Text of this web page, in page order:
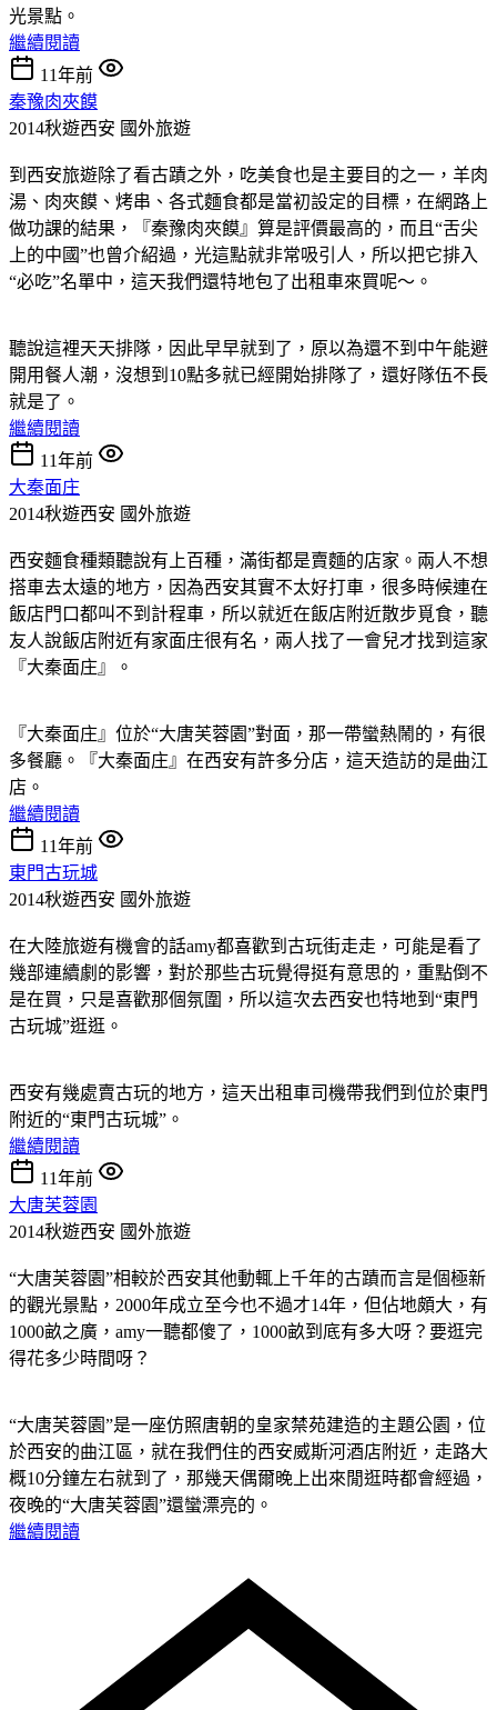
光景點。
繼續閱讀
11年前
秦豫肉夾饃
2014秋遊西安 國外旅遊
到西安旅遊除了看古蹟之外，吃美食也是主要目的之一，羊肉
湯、肉夾饃、烤串、各式麵食都是當初設定的目標，在網路上
做功課的結果，『秦豫肉夾饃』算是評價最高的，而且“舌尖
上的中國”也曾介紹過，光這點就非常吸引人，所以把它排入
“必吃”名單中，這天我們還特地包了出租車來買呢～。
聽說這裡天天排隊，因此早早就到了，原以為還不到中午能避
開用餐人潮，沒想到10點多就已經開始排隊了，還好隊伍不長
就是了。
繼續閱讀
11年前
大秦面庄
2014秋遊西安 國外旅遊
西安麵食種類聽說有上百種，滿街都是賣麵的店家。兩人不想
搭車去太遠的地方，因為西安其實不太好打車，很多時候連在
飯店門口都叫不到計程車，所以就近在飯店附近散步覓食，聽
友人說飯店附近有家面庄很有名，兩人找了一會兒才找到這家
『大秦面庄』。
『大秦面庄』位於“大唐芙蓉園”對面，那一帶蠻熱鬧的，有很
多餐廳。『大秦面庄』在西安有許多分店，這天造訪的是曲江
店。
繼續閱讀
11年前
東門古玩城
2014秋遊西安 國外旅遊
在大陸旅遊有機會的話amy都喜歡到古玩街走走，可能是看了
幾部連續劇的影響，對於那些古玩覺得挺有意思的，重點倒不
是在買，只是喜歡那個氛圍，所以這次去西安也特地到“東門
古玩城”逛逛。
西安有幾處賣古玩的地方，這天出租車司機帶我們到位於東門
附近的“東門古玩城”。
繼續閱讀
11年前
大唐芙蓉園
2014秋遊西安 國外旅遊
“大唐芙蓉園”相較於西安其他動輒上千年的古蹟而言是個極新
的觀光景點，2000年成立至今也不過才14年，但佔地頗大，有
1000畝之廣，amy一聽都傻了，1000畝到底有多大呀？要逛完
得花多少時間呀？
“大唐芙蓉園”是一座仿照唐朝的皇家禁苑建造的主題公園，位
於西安的曲江區，就在我們住的西安威斯河酒店附近，走路大
概10分鐘左右就到了，那幾天偶爾晚上出來閒逛時都會經過，
夜晚的“大唐芙蓉園”還蠻漂亮的。
繼續閱讀